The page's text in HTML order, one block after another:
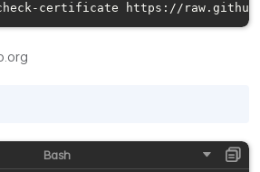
certificate https://